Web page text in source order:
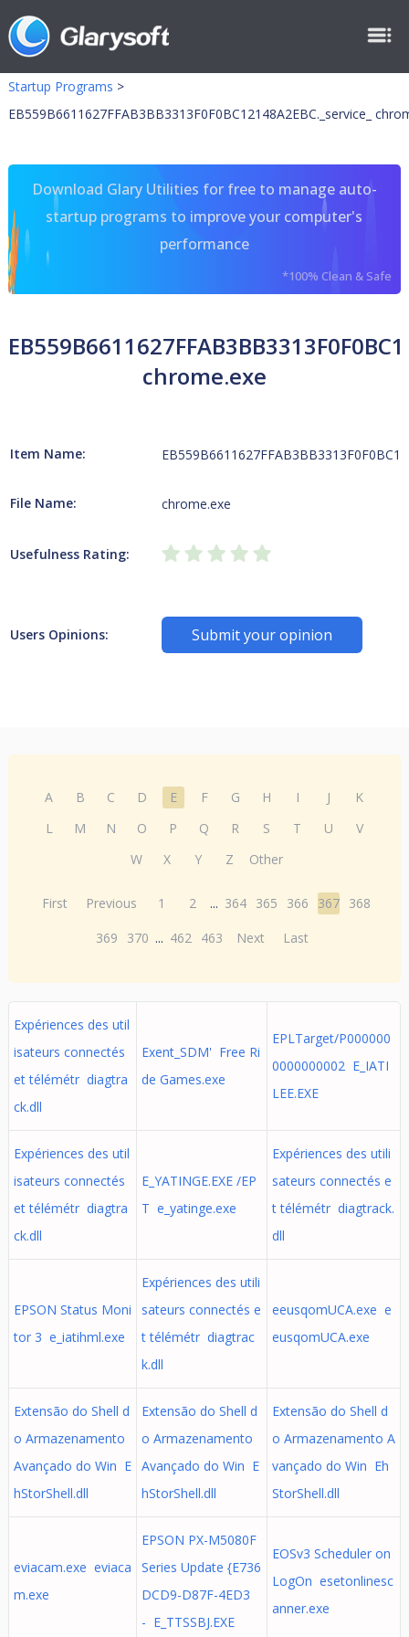
Startup Programs >
EB559B6611627FFAB3BB3313F0F0BC12148A2EBC._service_
Download Glary Utilities for free to manage auto-
startup programs to improve your computer's
performance
*100% Clean & Safe
chrome.exe
Item Name:
File Name: chrome.exe
Usefulness Rating:
Users Opinions: Submit your opinion
A B C D E F G H I J
K
L
M N O P Q R S T U
V
W
X Y Z Other
First Previous 1 2 ... 364 365 366 367 368
369
370 ... 462 463 Next Last
Expériences des util
isateurs connectés
et télémétr diagtra
ck.dll
Exent_SDM' Free Ri
de Games.exe
EPLTarget/P000000
0000000002 E_IATI
LEE.EXE
Expériences des util
isateurs connectés
et télémétr diagtra
ck.dll
E_YATINGE.EXE /EP
T e_yatinge.exe
Expériences des utili
sateurs connectés e
t télémétr diagtrack.
dll
EPSON Status Moni
tor 3 e_iatihml.exe
Expériences des utili
sateurs connectés e
t télémétr diagtrac
k.dll
eeusqomUCA.exe e
eusqomUCA.exe
Extensão do Shell d
o Armazenamento
Avançado do Win E
hStorShell.dll
Extensão do Shell d
o Armazenamento
Avançado do Win E
hStorShell.dll
Extensão do Shell d
o Armazenamento A
vançado do Win Eh
StorShell.dll
eviacam.exe eviaca
m.exe
EPSON PX-M5080F
Series Update {E736
DCD9-D87F-4ED3
- E_TTSSBJ.EXE
EOSv3 Scheduler on
LogOn esetonlinesc
anner.exe